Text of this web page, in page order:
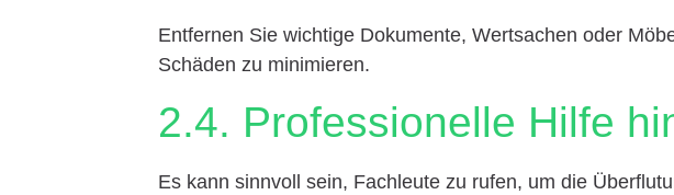
Entfernen Sie wichtige Dokumente, Wertsachen oder
Schäden zu minimieren.
2.4. Professionelle Hilfe
Es kann sinnvoll sein, Fachleute zu rufen, um die